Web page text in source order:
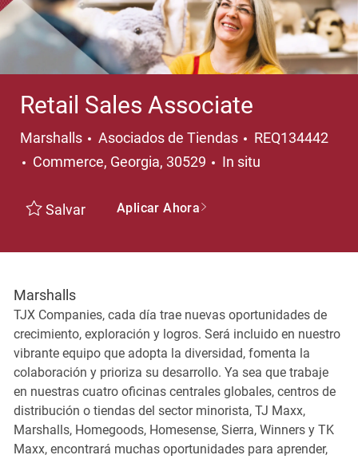
Retail Sales Associate
Marshalls Categoría
Asociados de Tiendas
REQ134442
Ubicación
Commerce, Georgia, 30529 In situ
Salvar Aplicar Ahora
Marshalls
TJX Companies, cada día trae nuevas oportunidades de
crecimiento, exploración y logros. Será incluido en nuestro
vibrante equipo que adopta la diversidad, fomenta la
colaboración y prioriza su desarrollo. Ya sea que trabaje
en nuestras cuatro oficinas centrales globales, centros de
distribución o tiendas del sector minorista, TJ Maxx,
Marshalls, Homegoods, Homesense, Sierra, Winners y TK
Maxx, encontrará muchas oportunidades para aprender,